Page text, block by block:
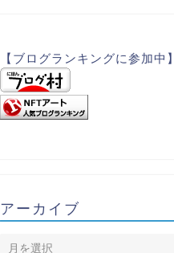
【ブログランキングに参加中】
アーカイブ